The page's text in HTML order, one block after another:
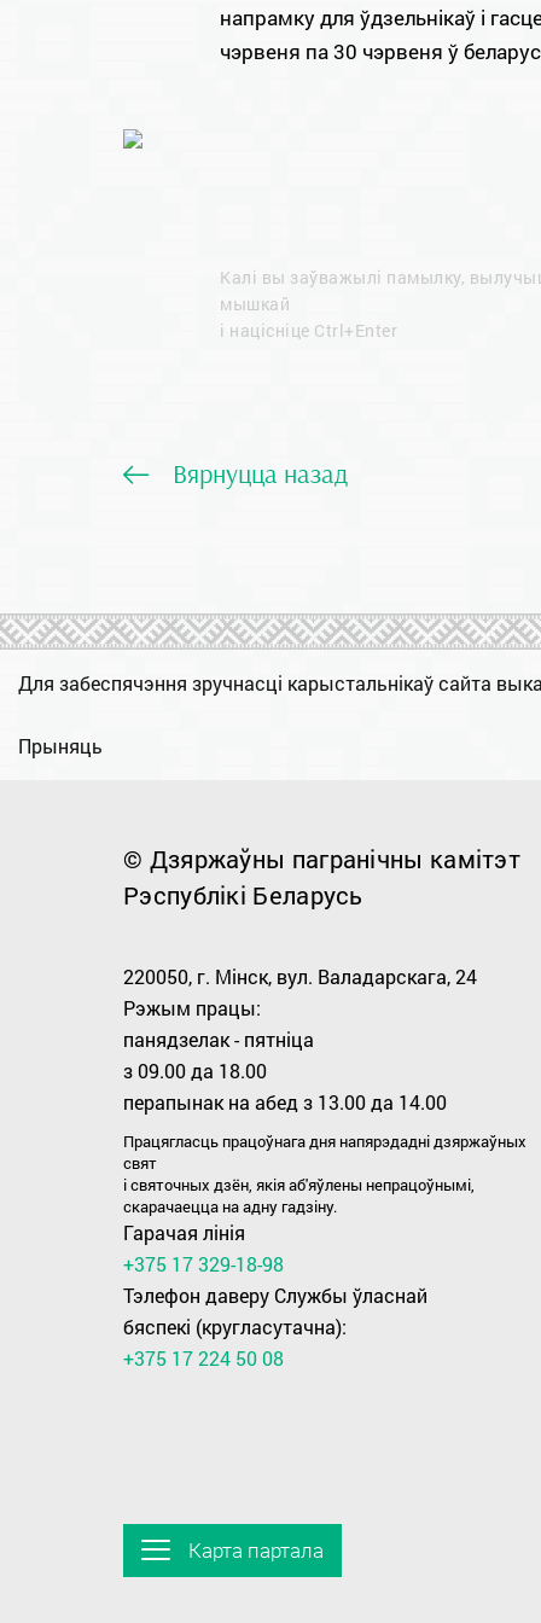
напрамку для ўдзельнікаў і
чэрвеня па 30 чэрвеня ў
Калі вы заўважылі памылку,
мышкай
і націсніце Ctrl+Enter
Вярнуцца назад
Для забеспячэння зручнасці карыстальнікаў сайта
Прыняць
© Дзяржаўны пагранічны камітэт
Рэспублікі Беларусь
220050, г. Мінск, вул. Валадарскага, 24
Рэжым працы:
панядзелак - пятніца
з 09.00 дa 18.00
перапынак на абед з 13.00 да 14.00
Працягласць працоўнага дня напярэдадні дзяржаўных
свят
i святочных дзён, якiя аб'яўлены непрацоўнымі,
скарачаецца на адну гадзіну.
Гарачая лінія
+375 17 329-18-98
Тэлефон даверу Службы ўласнай
бяспекі (кругласутачна):
+375 17 224 50 08
Карта партала